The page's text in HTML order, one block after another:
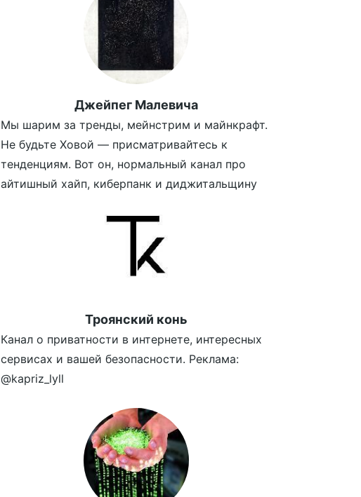
Джейпег Малевича
Мы шарим за тренды, мейнстрим и майнкрафт.
Не будьте Ховой — присматривайтесь к
тенденциям. Вот он, нормальный канал про
айтишный хайп, киберпанк и диджитальщину
Троянский конь
Канал о приватности в интернете, интересных
сервисах и вашей безопасности. Реклама:
@kapriz_lyll